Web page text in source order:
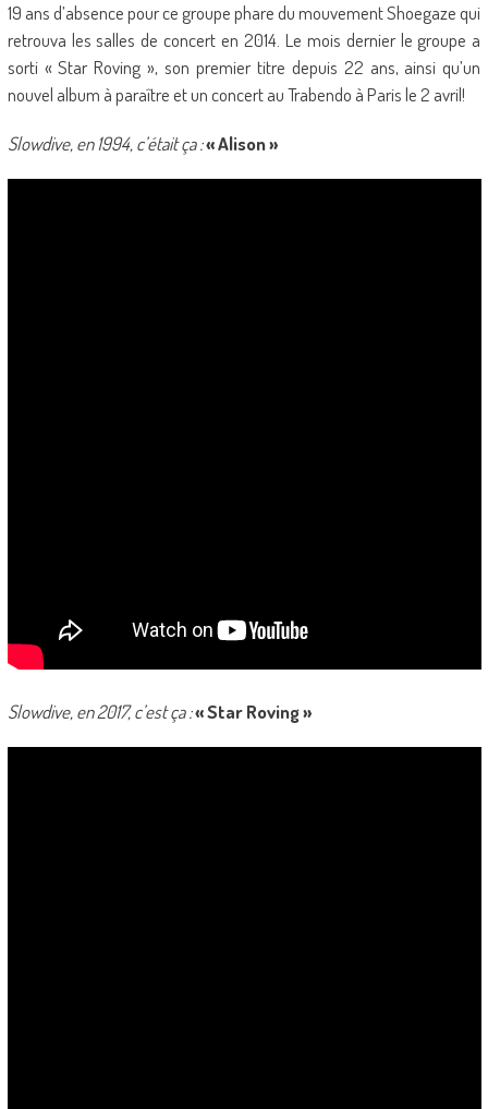
19 ans d’absence pour ce groupe phare du mouvement Shoegaze qui
retrouva les salles de concert en 2014. Le mois dernier le groupe a
sorti « Star Roving », son premier titre depuis 22 ans, ainsi qu’un
nouvel album à paraître et un concert au Trabendo à Paris le 2 avril!
Slowdive, en 1994, c’était ça :« Alison »
Slowdive, en 2017, c’est ça :« Star Roving »